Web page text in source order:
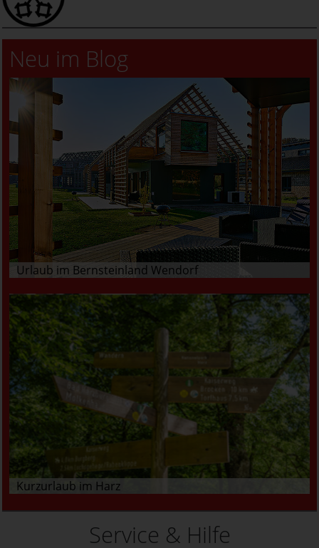
Neu im Blog
Urlaub im Bernsteinland Wendorf
Kurzurlaub im Harz
Service & Hilfe